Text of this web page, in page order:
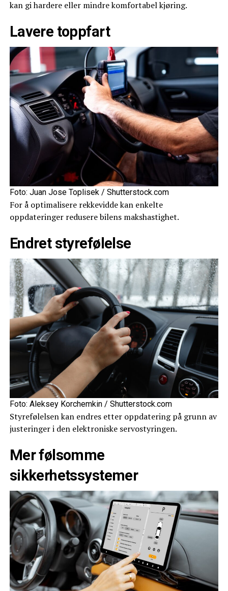
kan gi hardere eller mindre komfortabel kjøring.
Lavere toppfart
Foto: Juan Jose Toplisek / Shutterstock.com
For å optimalisere rekkevidde kan enkelte
oppdateringer redusere bilens makshastighet.
Endret styrefølelse
Foto: Aleksey Korchemkin / Shutterstock.com
Styrefølelsen kan endres etter oppdatering på grunn av
justeringer i den elektroniske servostyringen.
Mer følsomme
sikkerhetssystemer